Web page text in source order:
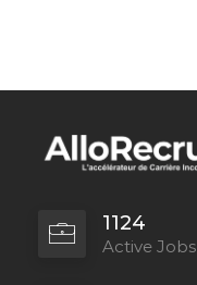
1124
Active Jobs